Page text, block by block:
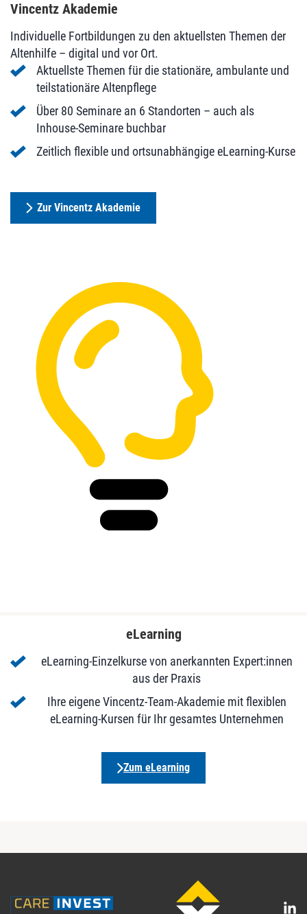
Vincentz Akademie
Individuelle Fortbildungen zu den aktuellsten Themen der
Altenhilfe – digital und vor Ort.
Aktuellste Themen für die stationäre, ambulante und
teilstationäre Altenpflege
Über 80 Seminare an 6 Standorten – auch als
Inhouse-Seminare buchbar
Zeitlich flexible und ortsunabhängige eLearning-Kurse
Zur Vincentz Akademie
eLearning
eLearning-Einzelkurse von anerkannten Expert:innen
aus der Praxis
Ihre eigene Vincentz-Team-Akademie mit flexiblen
eLearning-Kursen für Ihr gesamtes Unternehmen
Zum eLearning